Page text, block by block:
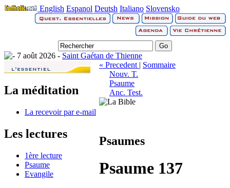
English Espanol Deutsh Italiano Slovensko
7 août 2026 - Saint Gaétan de Thienne
La méditation
La recevoir par e-mail
Les lectures
1ère lecture
Psaume
Evangile
« Precedent | Sommaire
Nouv. T.
Psaume
Anc. Test.
Psaumes
Psaume 137